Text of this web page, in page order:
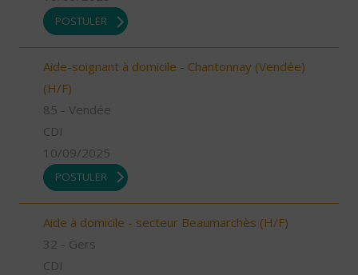
POSTULER
Aide-soignant à domicile - Chantonnay (Vendée)
(H/F)
85 - Vendée
CDI
10/09/2025
POSTULER
Aide à domicile - secteur Beaumarchès (H/F)
32 - Gers
CDI